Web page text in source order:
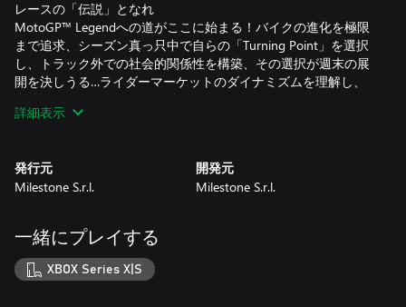
レースの「伝説」となれ
MotoGP™ Legendへの道がここに始まる！バイクの進化を極限
まで追求、シーズン真っ只中で自らの「Turning Point」を選択
し、トラック外での社会的関係性を構築、その選択が週末の展
開を決しうる…ライダーマーケットのダイナミズムを理解し、
自分だけのキャリアパスを築いていこう。
いう種目を学ぶ場を利用して、チャンピオンにふさわしい研鑽
を積もう。2つの環境にまたがる4種類の専用トラックで、
エリミネーションやリレーレースといった試練に挑もう。ライ
ダーとしてのフィットネスを向上させ、新たなアクサセリーを
手に入れ、スキルを磨きに磨いてトラックの支配者となれ！
詳細表示
発行元
Milestone S.r.l.
開発元
Milestone S.r.l.
一緒にプレイする
XBOX Series X|S